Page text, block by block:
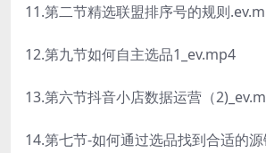
11.第二节精选联盟排序号的规则
12.第九节如何自主选品1_ev.mp4
13.第六节抖音小店数据运营（
14.第七节-如何通过选品找到合适的